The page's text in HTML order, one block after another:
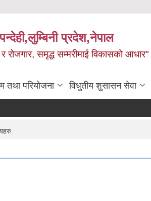
प्रदेश,नेपाल
रोजगार, समृद्ध सम्मरीमाई विकासको आधार"
तथा परियोजना विधुतीय शुसासन सेवा